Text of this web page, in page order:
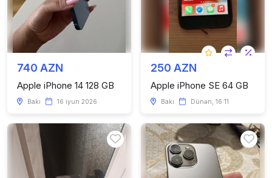
740 AZN
Apple iPhone 14 128 GB
Bakı 16 iyun 2026
250 AZN
Apple iPhone SE 64 GB
Bakı Dünən, 16:11